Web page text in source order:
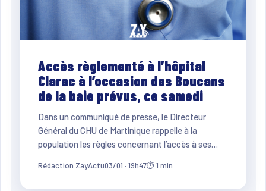
Accès règlementé à l’hôpital
Clarac à l’occasion des Boucans
de la baie prévus, ce samedi
Dans un communiqué de presse, le Directeur
Général du CHU de Martinique rappelle à la
population les règles concernant l’accès à ses…
Rédaction ZayActu03/01 · 19h47⏱ 1 min